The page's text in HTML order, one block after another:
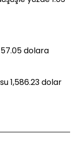
dolara
1,586.23 dolar